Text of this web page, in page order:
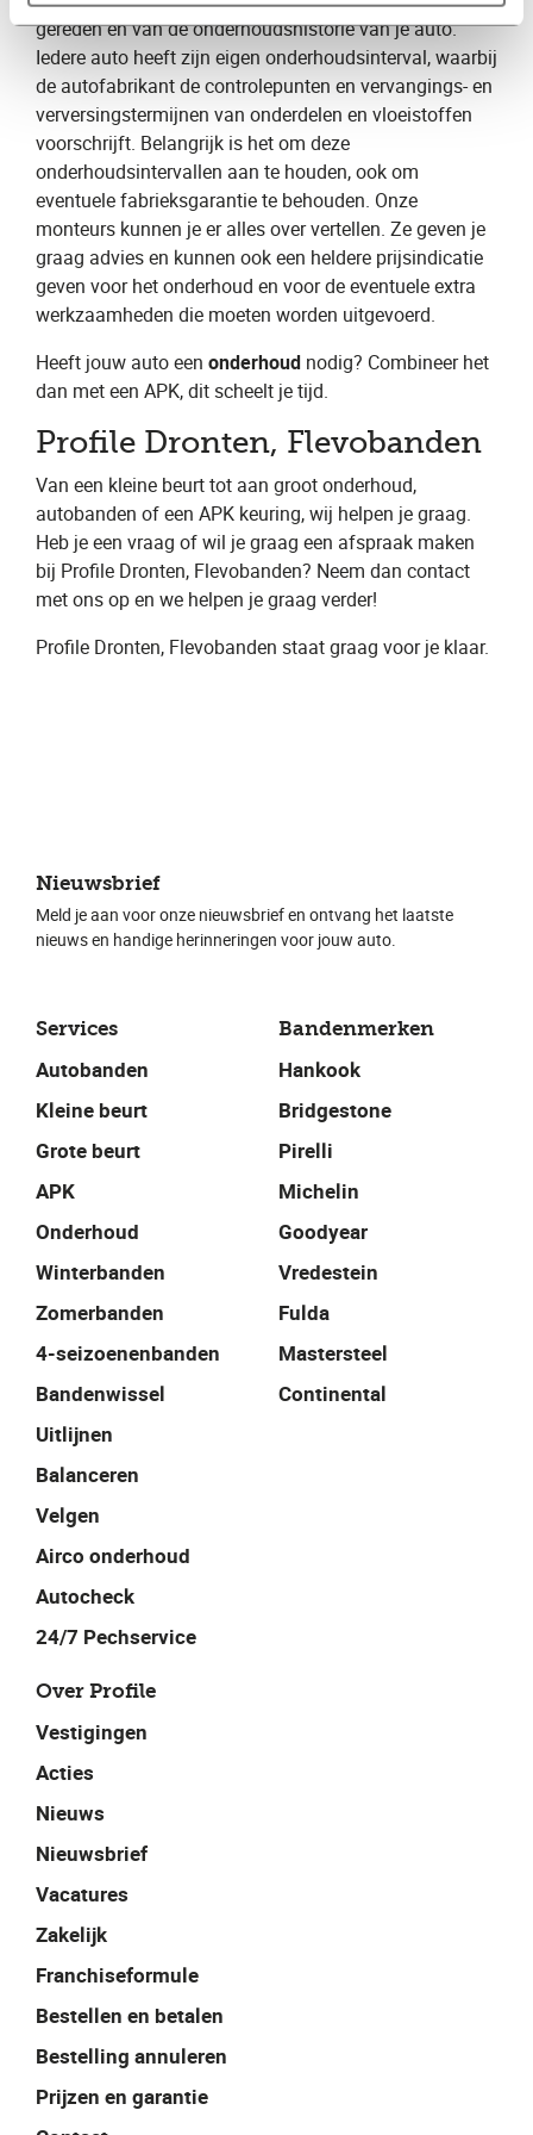
gereden en van de onderhoudshistorie van je auto.
Iedere auto heeft zijn eigen onderhoudsinterval, waarbij
de autofabrikant de controlepunten en vervangings- en
verversingstermijnen van onderdelen en vloeistoffen
voorschrijft. Belangrijk is het om deze
onderhoudsintervallen aan te houden, ook om
eventuele fabrieksgarantie te behouden. Onze
monteurs kunnen je er alles over vertellen. Ze geven je
graag advies en kunnen ook een heldere prijsindicatie
geven voor het onderhoud en voor de eventuele extra
werkzaamheden die moeten worden uitgevoerd.
Heeft jouw auto een onderhoud nodig? Combineer het
dan met een APK, dit scheelt je tijd.
Profile Dronten, Flevobanden
Van een kleine beurt tot aan groot onderhoud,
autobanden of een APK keuring, wij helpen je graag.
Heb je een vraag of wil je graag een ​afspraak​ maken
bij Profile Dronten, Flevobanden​? Neem dan contact
met ons op en we helpen je graag verder!
Profile Dronten, Flevobanden ​staat graag voor je klaar.
Services
Autobanden
Kleine beurt
Grote beurt
APK
Onderhoud
Winterbanden
Zomerbanden
4-seizoenenbanden
Bandenwissel
Uitlijnen
Balanceren
Velgen
Airco onderhoud
Autocheck
24/7 Pechservice
Bandenmerken
Hankook
Bridgestone
Pirelli
Michelin
Goodyear
Vredestein
Fulda
Mastersteel
Continental
Over Profile
Vestigingen
Acties
Nieuws
Nieuwsbrief
Vacatures
Zakelijk
Franchiseformule
Bestellen en betalen
Bestelling annuleren
Prijzen en garantie
Nieuwsbrief
Meld je aan voor onze nieuwsbrief en ontvang het laatste
nieuws en handige herinneringen voor jouw auto.